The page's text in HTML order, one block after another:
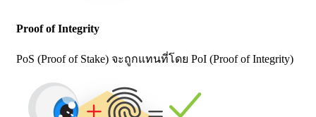
Proof of Integrity
PoS (Proof of Stake) จะถูกแทนที่โดย PoI (Proof of Integrity)